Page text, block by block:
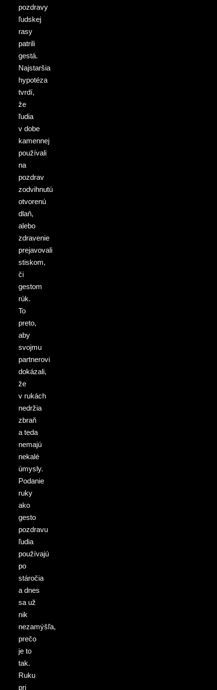
pozdravy
ľudskej
rasy
patrili
gestá.
Najstaršia
hypotéza
tvrdí,
že
ľudia
v dobe
kamennej
používali
na
pozdrav
zodvihnutú
otvorenú
dlaň,
alebo
zdravenie
prejavovali
stiskom,
či
gestom
rúk.
To
preto,
aby
svojmu
partnerovi
dokázali,
že
v rukách
nedržia
zbraň
a teda
nemajú
nekalé
úmysly.
Podanie
ruky
ako
gesto
pozdravu
ľudia
používajú
po
stáročia
a dnes
sa už
nik
nezamýšľa,
prečo
je to
tak.
Ruku
pri